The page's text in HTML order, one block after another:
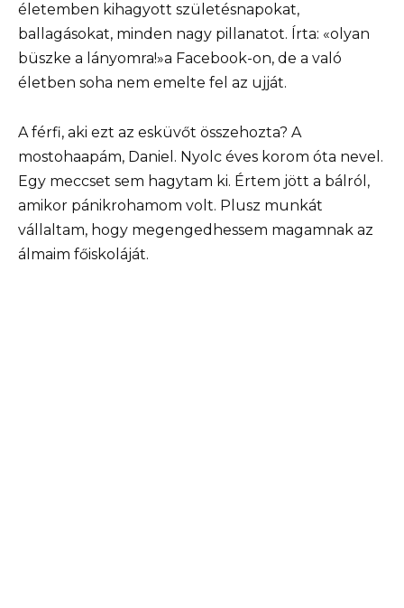
életemben kihagyott születésnapokat,
ballagásokat, minden nagy pillanatot. Írta: «olyan
büszke a lányomra!»a Facebook-on, de a való
életben soha nem emelte fel az ujját.
A férfi, aki ezt az esküvőt összehozta? A
mostohaapám, Daniel. Nyolc éves korom óta nevel.
Egy meccset sem hagytam ki. Értem jött a bálról,
amikor pánikrohamom volt. Plusz munkát
vállaltam, hogy megengedhessem magamnak az
álmaim főiskoláját.